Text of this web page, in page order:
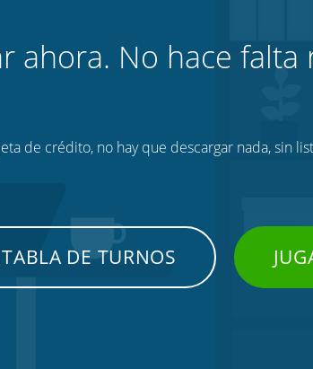
ahora. No hace falta
de crédito, no hay que descargar nada, sin
DE TURNOS